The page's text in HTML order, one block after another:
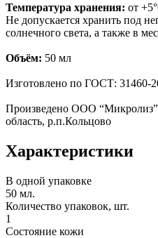
Температура хранения: от
Не допускается хранить под
солнечного света, а также в
Объём: 50 мл
Изготовлено по ГОСТ: 31460-
Произведено ООО “Микролиз”
область, р.п.Кольцово
Характеристики
В одной упаковке
50 мл.
Количество упаковок, шт.
1
Состояние кожи